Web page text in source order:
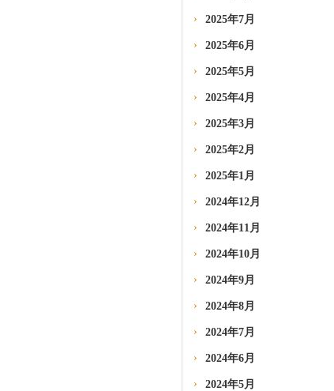
2025年7月
2025年6月
2025年5月
2025年4月
2025年3月
2025年2月
2025年1月
2024年12月
2024年11月
2024年10月
2024年9月
2024年8月
2024年7月
2024年6月
2024年5月